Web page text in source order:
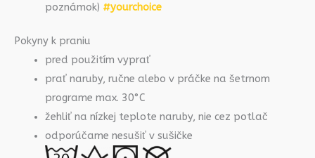
poznámok) #yourchoice
Pokyny k praniu
pred použitím vyprať
prať naruby, ručne alebo v práčke na šetrnom
programe max. 30°C
žehliť na nízkej teplote naruby, nie cez potlač
odporúčame nesušiť v sušičke